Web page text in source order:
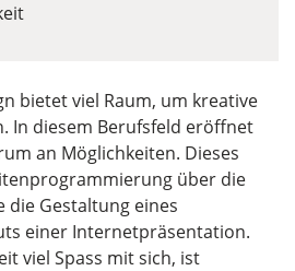
bietet viel Raum, um kreative
In diesem Berufsfeld eröffnet
an Möglichkeiten. Dieses
über die
die Gestaltung eines
einer Internetpräsentation.
viel Spass mit sich, ist